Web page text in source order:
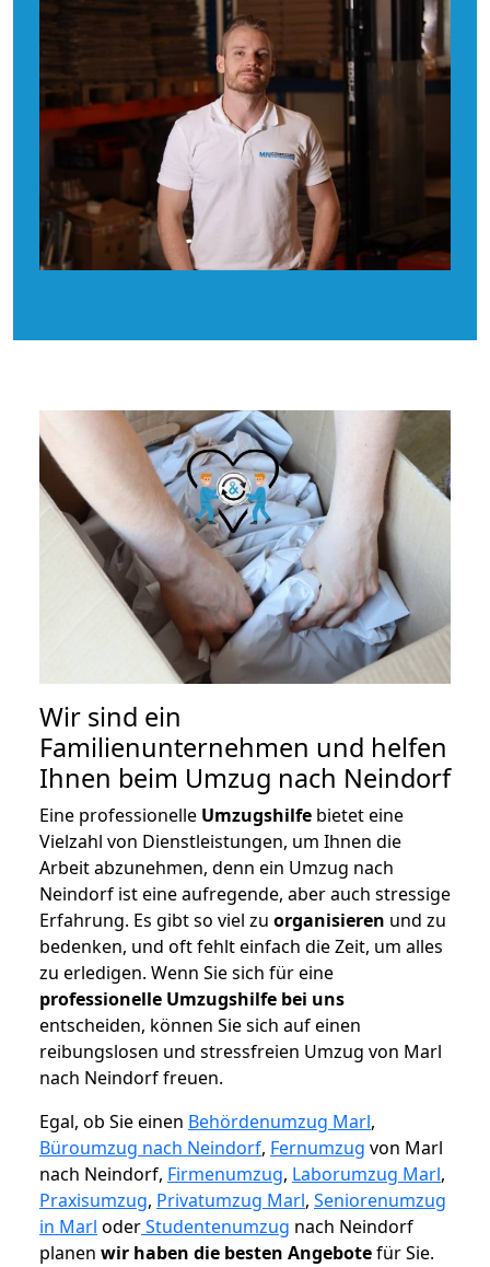
Wir sind ein
Familienunternehmen und helfen
Ihnen beim Umzug nach Neindorf
Eine professionelle Umzugshilfe bietet eine
Vielzahl von Dienstleistungen, um Ihnen die
Arbeit abzunehmen, denn ein Umzug nach
Neindorf ist eine aufregende, aber auch stressige
Erfahrung. Es gibt so viel zu organisieren und zu
bedenken, und oft fehlt einfach die Zeit, um alles
zu erledigen. Wenn Sie sich für eine
professionelle Umzugshilfe bei uns
entscheiden, können Sie sich auf einen
reibungslosen und stressfreien Umzug von Marl
nach Neindorf freuen.
Egal, ob Sie einen Behördenumzug Marl,
Büroumzug nach Neindorf, Fernumzug von Marl
nach Neindorf, Firmenumzug, Laborumzug Marl,
Praxisumzug, Privatumzug Marl, Seniorenumzug
in Marl oderStudentenumzug nach Neindorf
planen wir haben die besten Angebotefür Sie.